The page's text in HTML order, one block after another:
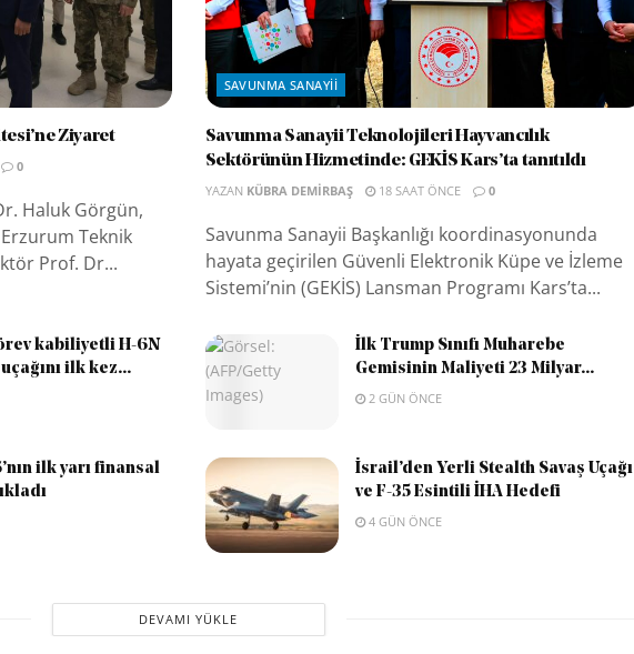
Ziyaret
0
Haluk Görgün,
Teknik
Prof. Dr...
SAVUNMA SANAYII
Savunma Sanayii Teknolojileri Hayvancılık
Sektörünün Hizmetinde: GEKİS Kars’ta tanıtıldı
YAZAN KÜBRA DEMIRBAŞ 18 SAAT ÖNCE 0
Savunma Sanayii Başkanlığı koordinasyonunda
hayata geçirilen Güvenli Elektronik Küpe ve İzleme
Sistemi’nin (GEKİS) Lansman Programı Kars’ta...
kabiliyetli H-6N
ilk kez...
İlk Trump Sınıfı Muharebe
Gemisinin Maliyeti 23 Milyar...
2 GÜN ÖNCE
ilk yarı finansal
İsrail’den Yerli Stealth Savaş Uçağı
ve F-35 Esintili İHA Hedefi
4 GÜN ÖNCE
DEVAMI YÜKLE